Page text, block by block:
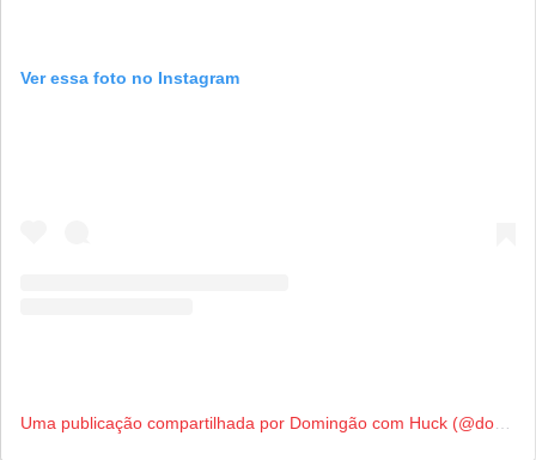
Ver essa foto no Instagram